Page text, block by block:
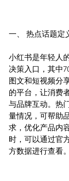
一、 热点话题定
小红书是年轻人
决策入口，其中
图文和短视频分
的平台，让消费
与品牌互动。热
量情况，可帮助
求，优化产品内
时，可以通过官
方数据进行查看。